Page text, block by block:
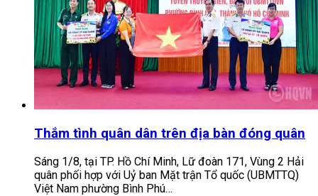
Thắm tình quân dân trên địa bàn đóng quân
Sáng 1/8, tại TP. Hồ Chí Minh, Lữ đoàn 171, Vùng 2 Hải
quân phối hợp với Uỷ ban Mặt trận Tổ quốc (UBMTTQ)
Việt Nam phường Bình Phú…